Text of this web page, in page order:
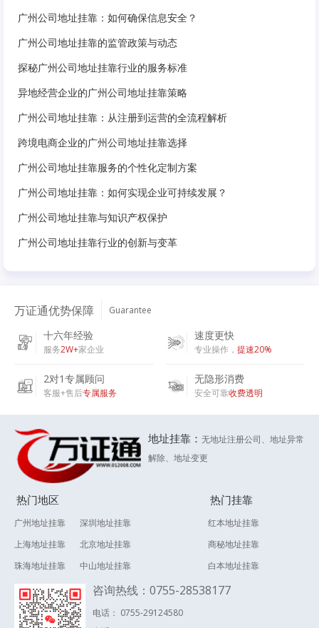
广州公司地址挂靠：如何确保信息安全？
广州公司地址挂靠的监管政策与动态
探秘广州公司地址挂靠行业的服务标准
异地经营企业的广州公司地址挂靠策略
广州公司地址挂靠：从注册到运营的全流程解析
跨境电商企业的广州公司地址挂靠选择
广州公司地址挂靠服务的个性化定制方案
广州公司地址挂靠：如何实现企业可持续发展？
广州公司地址挂靠与知识产权保护
广州公司地址挂靠行业的创新与变革
万证通优势保障 Guarantee
十六年经验
服务2W+家企业
速度更快
专业操作，提速20%
2对1专属顾问
客服+售后专属服务
无隐形消费
安全可靠收费透明
地址挂靠： 无地址注册公司、地址异常
解除、地址变更
热门地区
广州地址挂靠
深圳地址挂靠
上海地址挂靠
北京地址挂靠
珠海地址挂靠
中山地址挂靠
热门挂靠
红本地址挂靠
商秘地址挂靠
白本地址挂靠
咨询热线：0755-28538177
电话： 0755-29124580